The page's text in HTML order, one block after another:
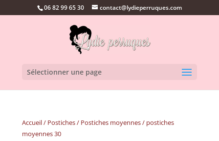
06 82 99 65 30 contact@lydieperruques.com
Sélectionner une page
Accueil/ Postiches/ Postiches moyennes/ postiches
moyennes 30